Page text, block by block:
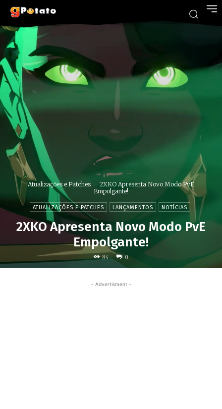
Atualizações e Patches
2XKO Apresenta Novo Modo PvE
Empolgante!
ATUALIZAÇÕES E PATCHES LANÇAMENTOS NOTÍCIAS
2XKO Apresenta Novo Modo PvE
Empolgante!
84 0
- Advertisment -